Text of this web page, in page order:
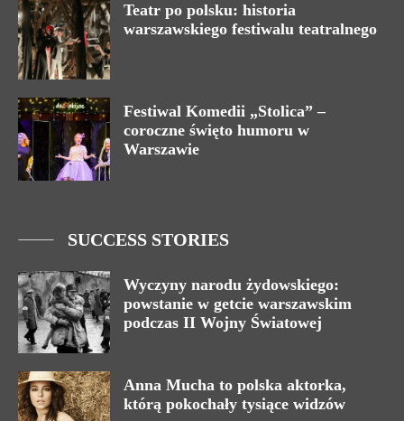
Teatr po polsku: historia
warszawskiego festiwalu teatralnego
Festiwal Komedii „Stolica” –
coroczne święto humoru w
Warszawie
SUCCESS STORIES
Wyczyny narodu żydowskiego:
powstanie w getcie warszawskim
podczas II Wojny Światowej
Anna Mucha to polska aktorka,
którą pokochały tysiące widzów